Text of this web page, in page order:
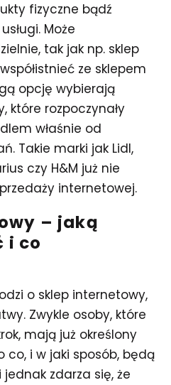
fizyczne bądź
Może
tak jak np. sklep
ze sklepem
opcję wybierają
które rozpoczynały
właśnie od
Takie marki jak Lidl,
czy H&M już nie
internetowej.
– jaką
i co
o sklep internetowy,
Zwykle osoby, które
mają już określony
co, i w jaki sposób, będą
zdarza się, że